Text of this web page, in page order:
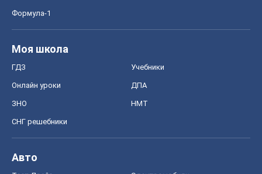
Формула-1
Моя школа
ГДЗ Учебники
Онлайн уроки ДПА
ЗНО НМТ
СНГ решебники
Авто